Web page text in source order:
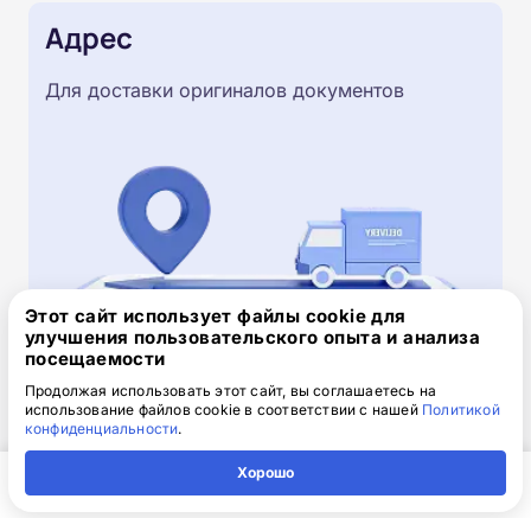
Адрес
Для доставки оригиналов документов
Скачайте заявку на обучение
.doc, 32.52 Кб
Скачайте шаблон, заполните и отправьте по
электронной почтеinfo@1-academy.ru.
Этот сайт использует файлы cookie для
улучшения пользовательского опыта и анализа
посещаемости
Продолжая использовать этот сайт, вы соглашаетесь на
использование файлов cookie в соответствии с нашей Политикой
конфиденциальности.
Хорошо